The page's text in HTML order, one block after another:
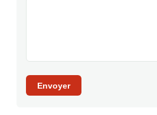
Envoyer